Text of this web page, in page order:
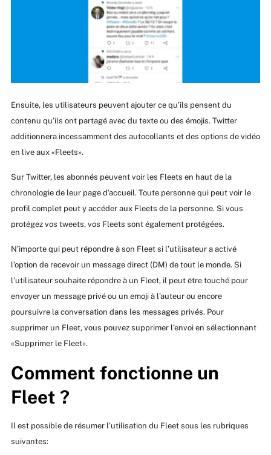
Ensuite, les utilisateurs peuvent ajouter ce qu’ils pensent du
contenu qu’ils ont partagé avec du texte ou des émojis. Twitter
additionnera incessamment des autocollants et des options de vidéo
en live aux «Fleets».
Sur Twitter, les abonnés peuvent voir les Fleets en haut de la
chronologie de leur page d’accueil. Toute personne qui peut voir le
profil complet peut y accéder aux Fleets de la personne. Si vous
protégez vos tweets, vos Fleets sont également protégées.
N’importe qui peut répondre à son Fleet si l’utilisateur a activé
l’option de recevoir un message direct (DM) de tout le monde. Si
l’utilisateur souhaite répondre à un Fleet, il peut être touché pour
envoyer un message privé ou un emoji à l’auteur ou encore
poursuivre la conversation dans les messages privés. Pour
supprimer un Fleet, vous pouvez supprimer l’envoi en sélectionnant
«Supprimer le Fleet».
Comment fonctionne un
Fleet ?
Il est possible de résumer l’utilisation du Fleet sous les rubriques
suivantes: